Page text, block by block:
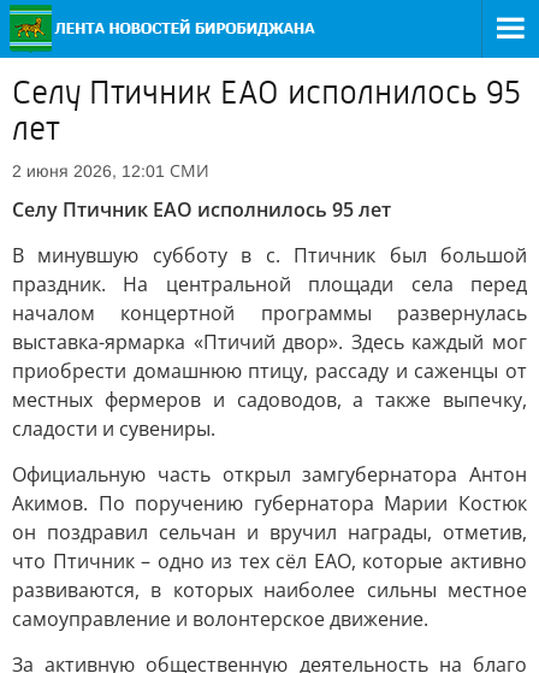
Селу Птичник ЕАО исполнилось 95
лет
2 июня 2026, 12:01 СМИ
Селу Птичник ЕАО исполнилось 95 лет
В минувшую субботу в с. Птичник был большой
праздник. На центральной площади села перед
началом концертной программы развернулась
выставка-ярмарка «Птичий двор». Здесь каждый мог
приобрести домашнюю птицу, рассаду и саженцы от
местных фермеров и садоводов, а также выпечку,
сладости и сувениры.
Официальную часть открыл замгубернатора Антон
Акимов. По поручению губернатора Марии Костюк
он поздравил сельчан и вручил награды, отметив,
что Птичник – одно из тех сёл ЕАО, которые активно
развиваются, в которых наиболее сильны местное
самоуправление и волонтерское движение.
За активную общественную деятельность на благо